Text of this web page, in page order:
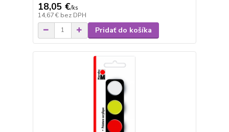
18,05 €/ks
14,67 € bez DPH
Pridať do košíka